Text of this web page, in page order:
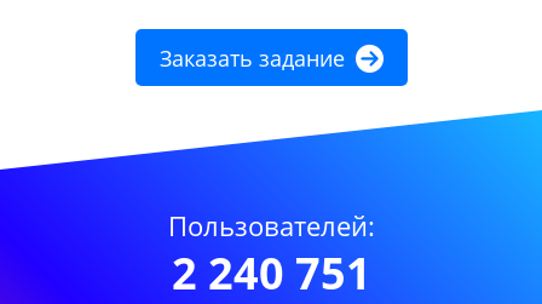
Заказать задание
Пользователей:
2 240 751